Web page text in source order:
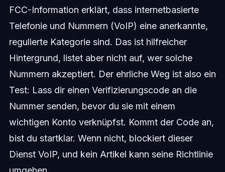
FCC-Information erklärt, dass internetbasierte
Telefonie und Nummern (VoIP) eine anerkannte,
regulierte Kategorie sind. Das ist hilfreicher
Hintergrund, listet aber nicht auf, wer solche
Nummern akzeptiert. Der ehrliche Weg ist also ein
Test: Lass dir einen Verifizierungscode an die
Nummer senden, bevor du sie mit einem
wichtigen Konto verknüpfst. Kommt der Code an,
bist du startklar. Wenn nicht, blockiert dieser
Dienst VoIP, und kein Artikel kann seine Richtlinie